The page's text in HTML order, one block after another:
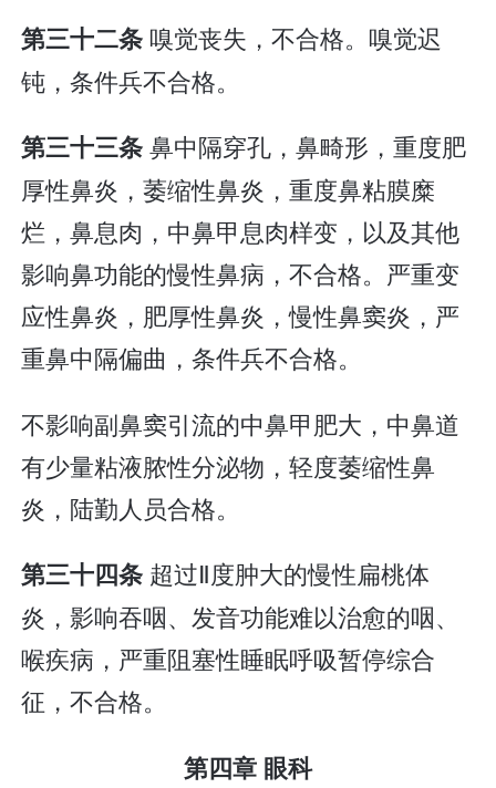
第三十二条 嗅觉丧失，不合格。嗅觉迟
钝，条件兵不合格。
第三十三条鼻中隔穿孔，鼻畸形，重度肥
厚性鼻炎，萎缩性鼻炎，重度鼻粘膜糜
烂，鼻息肉，中鼻甲息肉样变，以及其他
影响鼻功能的慢性鼻病，不合格。严重变
应性鼻炎，肥厚性鼻炎，慢性鼻窦炎，严
重鼻中隔偏曲，条件兵不合格。
不影响副鼻窦引流的中鼻甲肥大，中鼻道
有少量粘液脓性分泌物，轻度萎缩性鼻
炎，陆勤人员合格。
第三十四条 超过Ⅱ度肿大的慢性扁桃体
炎，影响吞咽、发音功能难以治愈的咽、
喉疾病，严重阻塞性睡眠呼吸暂停综合
征，不合格。
第四章 眼科